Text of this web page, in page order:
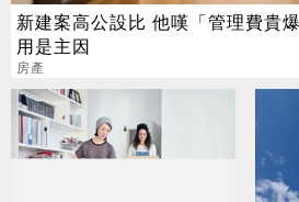
新建案高公設比 他嘆「管理費貴
用是主因
房產